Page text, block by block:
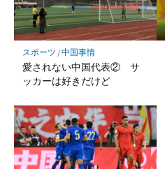
スポーツ /中国事情
愛されない中国代表② サ
ッカーは好きだけど